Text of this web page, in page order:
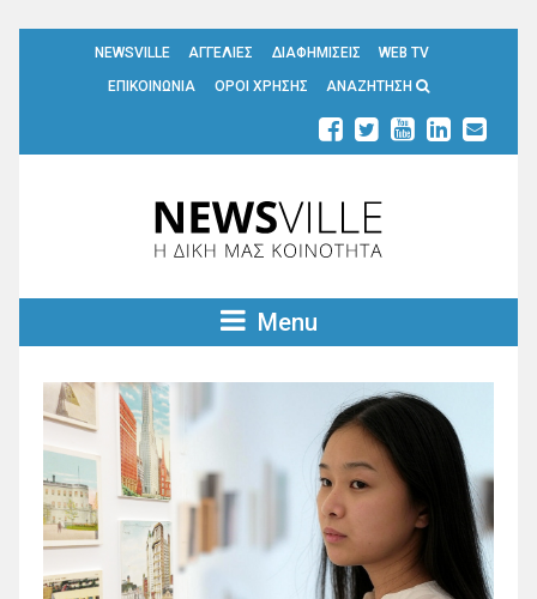
NEWSVILLE ΑΓΓΕΛΙΕΣ ΔΙΑΦΗΜΙΣΕΙΣ
WEB TV
ΕΠΙΚΟΙΝΩΝΙΑ
ΟΡΟΙ ΧΡΗΣΗΣ ΑΝΑΖΗΤΗΣΗ
Menu